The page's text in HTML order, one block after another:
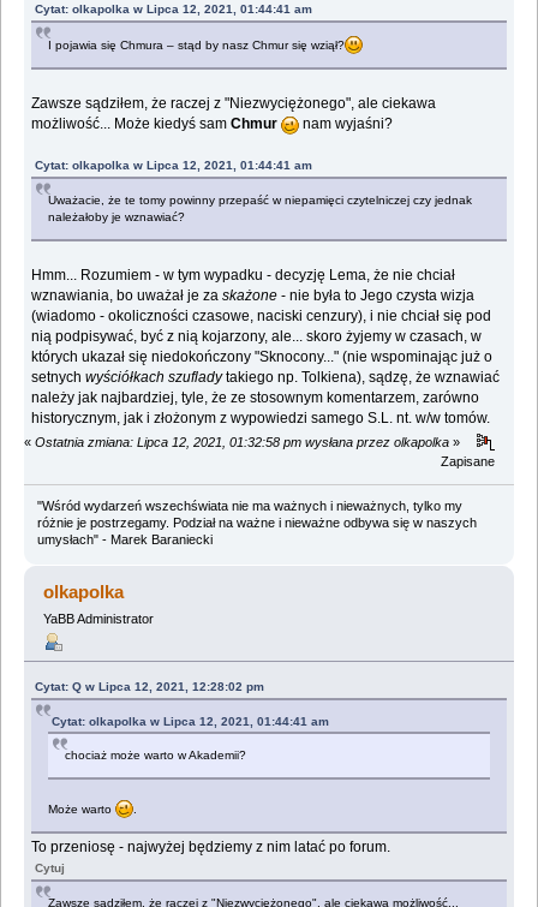
Cytat: olkapolka w Lipca 12, 2021, 01:44:41 am
I pojawia się Chmura – stąd by nasz Chmur się wziął?
Zawsze sądziłem, że raczej z "Niezwyciężonego", ale ciekawa
możliwość... Może kiedyś samChmur nam wyjaśni?
Cytat: olkapolka w Lipca 12, 2021, 01:44:41 am
Uważacie, że te tomy powinny przepaść w niepamięci czytelniczej czy jednak
należałoby je wznawiać?
Hmm... Rozumiem - w tym wypadku - decyzję Lema, że nie chciał
wznawiania, bo uważał je zaskażone - nie była to Jego czysta wizja
(wiadomo - okoliczności czasowe, naciski cenzury), i nie chciał się pod
nią podpisywać, być z nią kojarzony, ale... skoro żyjemy w czasach, w
których ukazał się niedokończony "Sknocony..." (nie wspominając już o
setnychwyściółkach szufladytakiego np. Tolkiena), sądzę, że wznawiać
należy jak najbardziej, tyle, że ze stosownym komentarzem, zarówno
historycznym, jak i złożonym z wypowiedzi samego S.L. nt. w/w tomów.
« Ostatnia zmiana: Lipca 12, 2021, 01:32:58 pm wysłana przez olkapolka »
Zapisane
"Wśród wydarzeń wszechświata nie ma ważnych i nieważnych, tylko my
różnie je postrzegamy. Podział na ważne i nieważne odbywa się w naszych
umysłach" - Marek Baraniecki
olkapolka
YaBB Administrator
Cytat: Q w Lipca 12, 2021, 12:28:02 pm
Cytat: olkapolka w Lipca 12, 2021, 01:44:41 am
chociaż może warto w Akademii?
Może warto .
To przeniosę - najwyżej będziemy z nim latać po forum.
Cytuj
Zawsze sądziłem, że raczej z "Niezwyciężonego", ale ciekawa możliwość...